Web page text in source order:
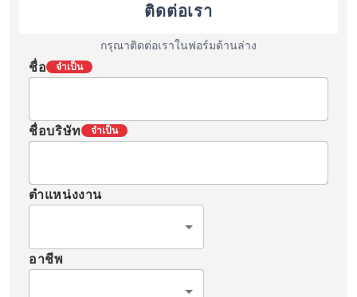
ติดต่อเรา
กรุณาติดต่อเราในฟอร์มด้านล่าง
ชื่อ จำเป็น
ชื่อบริษัท จำเป็น
ตำแหน่งงาน
อาชีพ